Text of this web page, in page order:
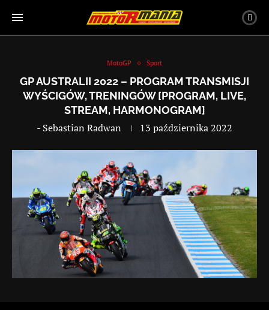
MotoGP Sport
GP AUSTRALII 2022 – PROGRAM TRANSMISJI
WYŚCIGÓW, TRENINGÓW [PROGRAM, LIVE,
STREAM, HARMONOGRAM]
- Sebastian Radwan 13 października 2022